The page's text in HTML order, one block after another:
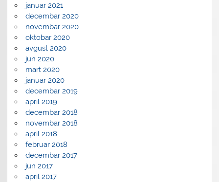
januar 2021
decembar 2020
novembar 2020
oktobar 2020
avgust 2020
jun 2020
mart 2020
januar 2020
decembar 2019
april 2019
decembar 2018
novembar 2018
april 2018
februar 2018
decembar 2017
jun 2017
april 2017